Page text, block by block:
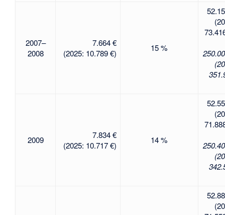
2007–
2008
7.664 €
(2025: 10.789 €)
15 %
2009
7.834 €
(2025: 10.717 €)
14 %